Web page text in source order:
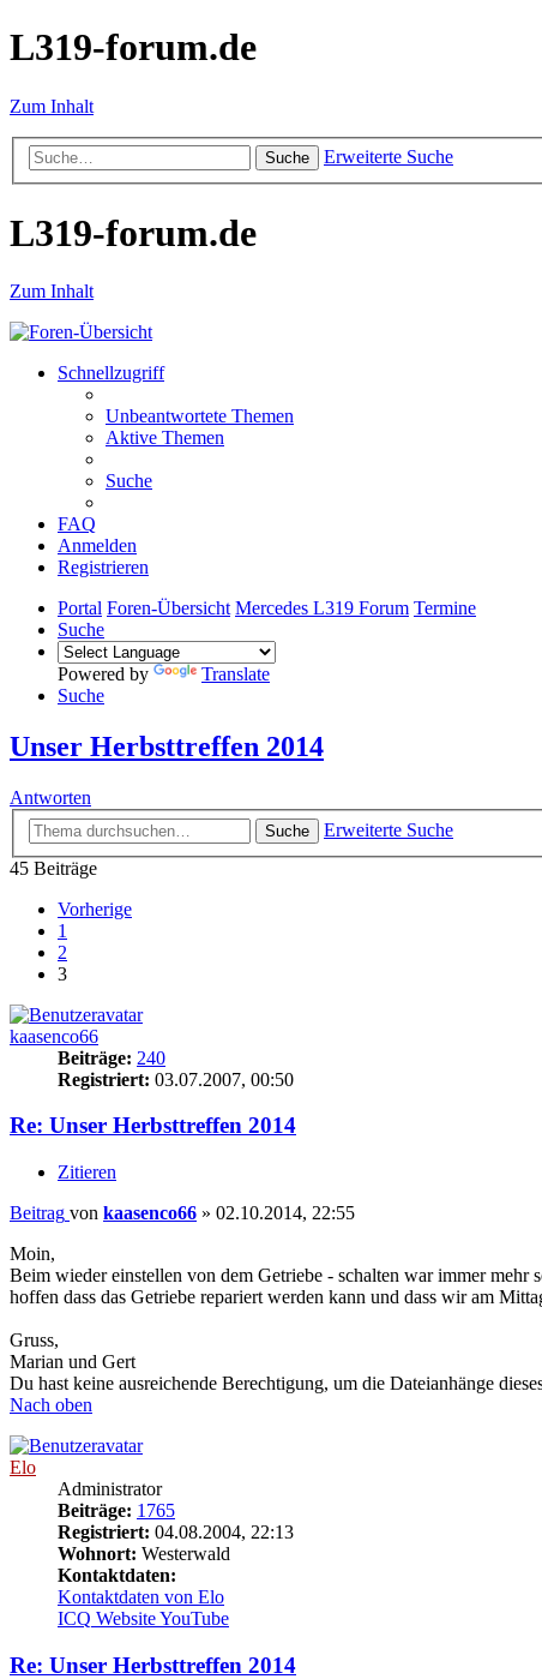
L319-forum.de
Zum Inhalt
Suche Erweiterte Suche
L319-forum.de
Zum Inhalt
Schnellzugriff
Unbeantwortete Themen
Aktive Themen
Suche
FAQ
Anmelden
Registrieren
Portal Foren-Übersicht Mercedes L319 Forum Termine
Suche
Powered by
Translate
Suche
Unser Herbsttreffen 2014
Antworten
Suche
Erweiterte Suche
45 Beiträge
Vorherige
1
2
3
kaasenco66
Beiträge: 240
Registriert: 03.07.2007, 00:50
Re: Unser Herbsttreffen 2014
Zitieren
Beitrag von kaasenco66 » 02.10.2014, 22:55
Moin,
Beim wieder einstellen von dem Getriebe - schalten war immer
hoffen dass das Getriebe repariert werden kann und dass wir am
Gruss,
Marian und Gert
Du hast keine ausreichende Berechtigung, um die Dateianhänge
Nach oben
Elo
Administrator
Beiträge: 1765
Registriert: 04.08.2004, 22:13
Wohnort: Westerwald
Kontaktdaten:
Kontaktdaten von Elo
ICQ WebsiteYouTube
Re: Unser Herbsttreffen 2014